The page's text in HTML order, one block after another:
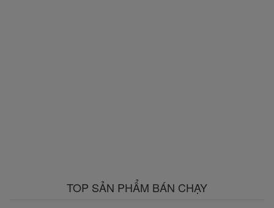
TOP SẢN PHẨM BÁN CHẠY